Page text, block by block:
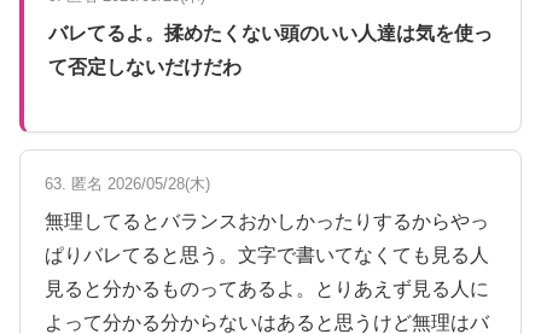
バレてるよ。揉めたくない頭のいい人達は気を使っ
て否定しないだけだわ
63. 匿名 2026/05/28(木)
無理してるとバランスおかしかったりするからやっ
ぱりバレてると思う。文字で書いてなくても見る人
見ると分かるものってあるよ。とりあえず見る人に
よって分かる分からないはあると思うけど無理はバ